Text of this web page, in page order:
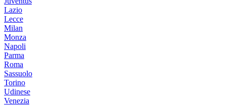
Lazio
Lecce
Milan
Monza
Napoli
Parma
Roma
Sassuolo
Torino
Udinese
Venezia